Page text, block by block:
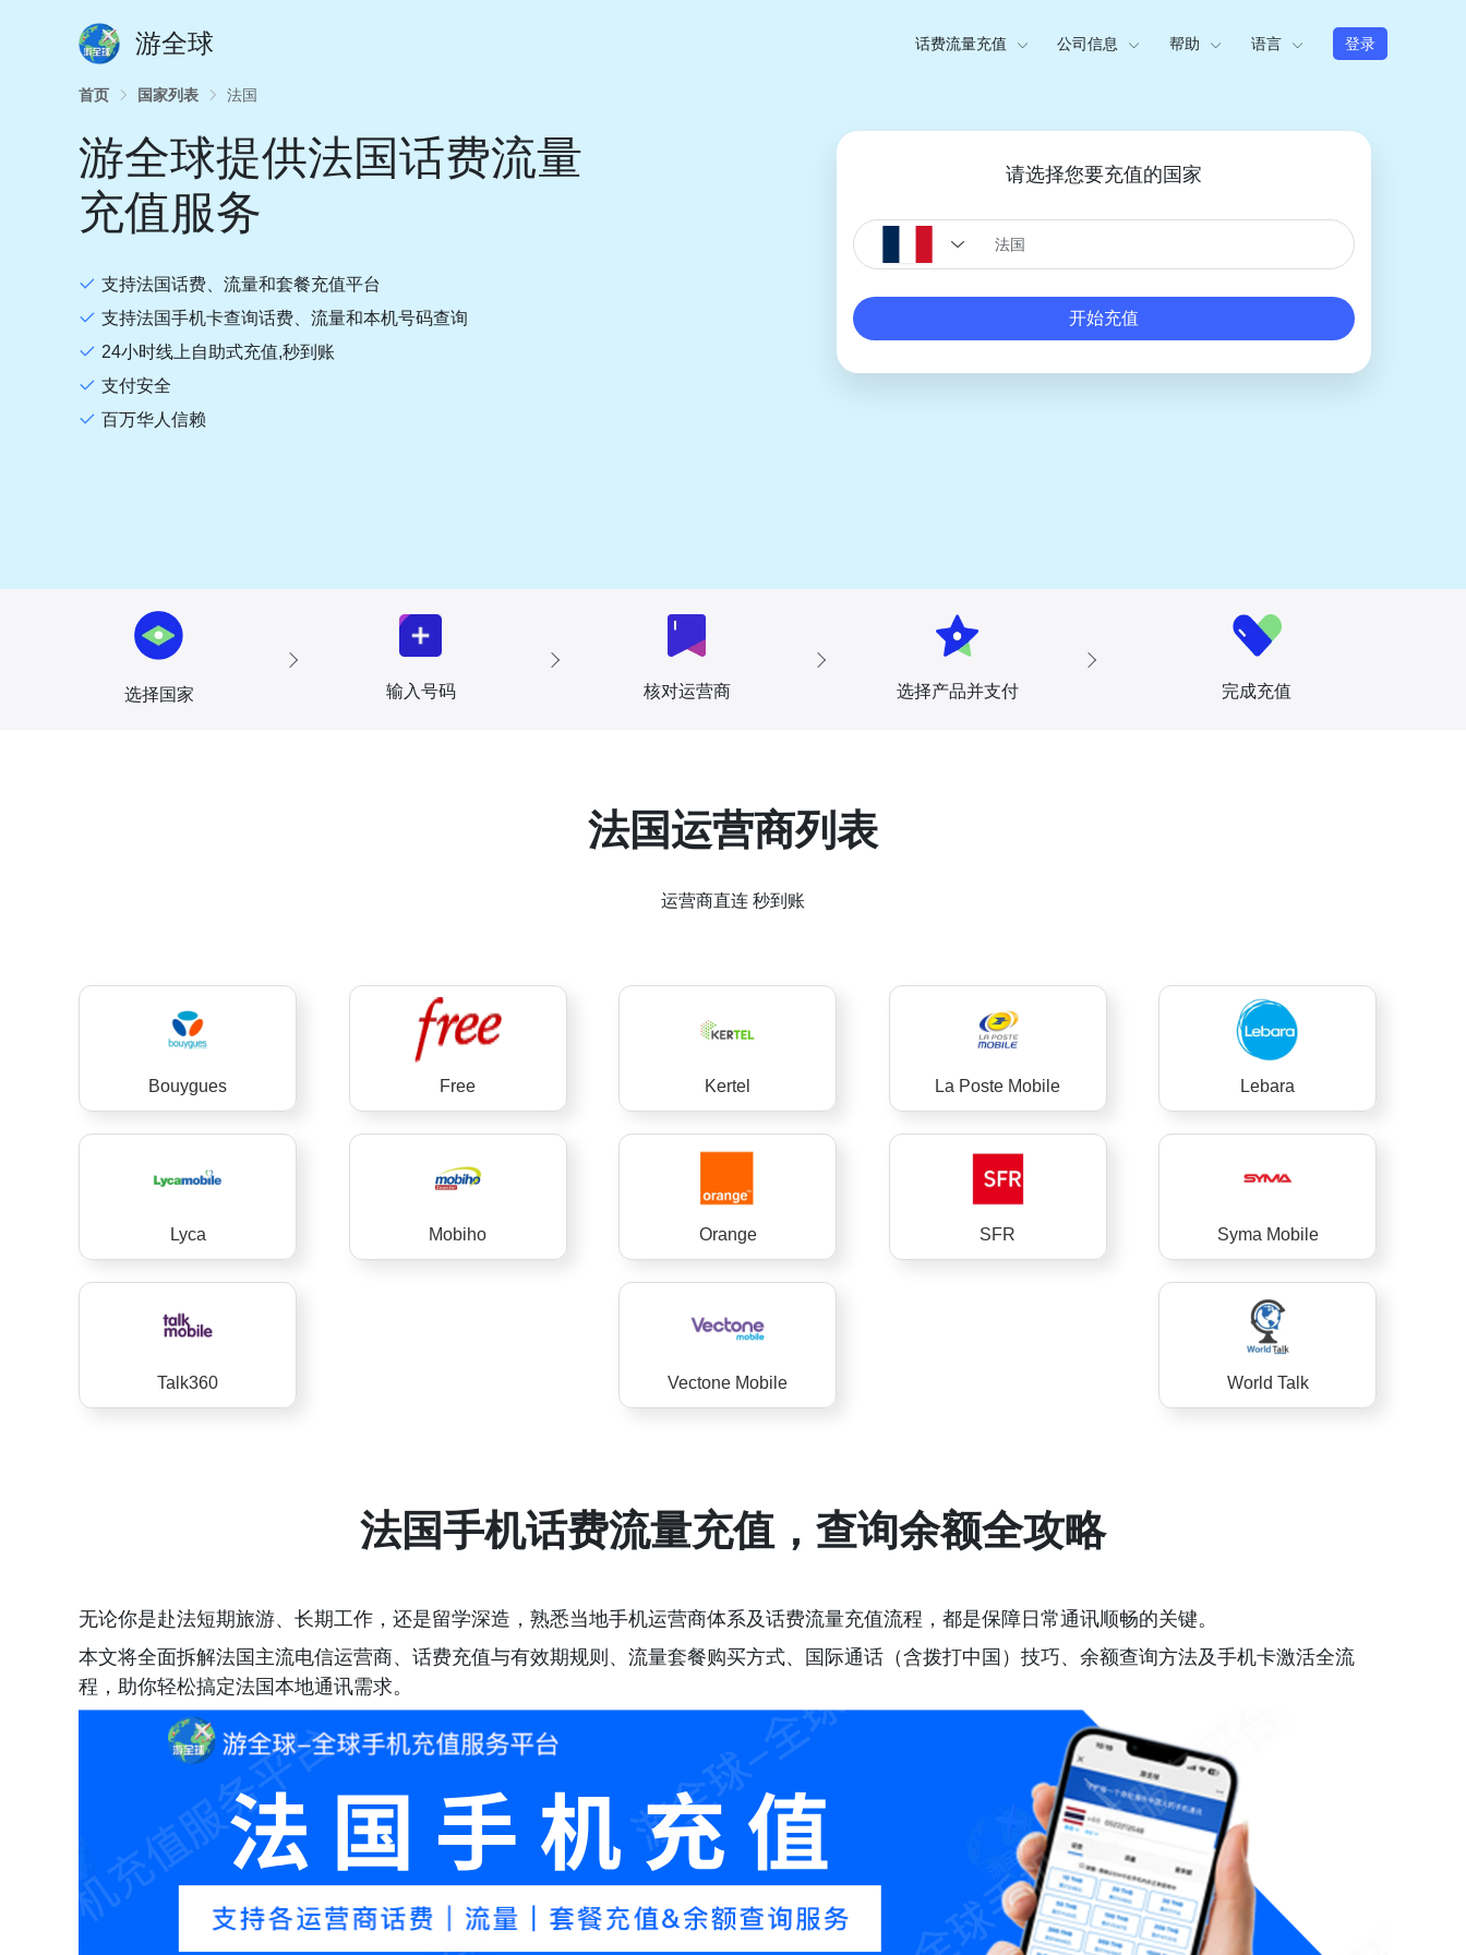
游全球 话费流量充值 公司信息 帮助 语言 登录
首页 国家列表 法国
游全球提供法国话费流量
充值服务
支持法国话费、流量和套餐充值平台
支持法国手机卡查询话费、流量和本机号码查询
24小时线上自助式充值,秒到账
支付安全
百万华人信赖
请选择您要充值的国家
开始充值
选择国家 输入号码 核对运营商 选择产品并支付 完成充值
法国运营商列表
运营商直连 秒到账
Bouygues Free Kertel La Poste Mobile Lebara
Lyca Mobiho Orange SFR Syma Mobile
Talk360 Vectone Mobile World Talk
法国手机话费流量充值，查询余额全攻略
无论你是赴法短期旅游、长期工作，还是留学深造，熟悉当地手机运营商体系及话费流量充值流程，都是保障日常通讯顺畅的关键。
本文将全面拆解法国主流电信运营商、话费充值与有效期规则、流量套餐购买方式、国际通话（含拨打中国）技巧、余额查询方法及手机卡激活全流
程，助你轻松搞定法国本地通讯需求。